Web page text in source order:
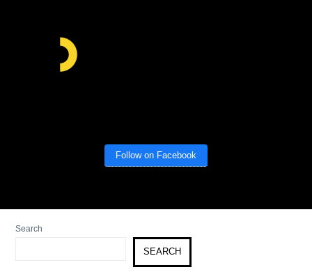
Follow on Facebook
Search
SEARCH